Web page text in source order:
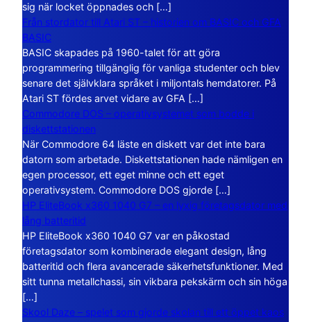
sig när locket öppnades och […]
Från stordator till Atari ST – historien om BASIC och GFA
BASIC
BASIC skapades på 1960-talet för att göra
programmering tillgänglig för vanliga studenter och blev
senare det självklara språket i miljontals hemdatorer. På
Atari ST fördes arvet vidare av GFA […]
Commodore DOS – operativsystemet som bodde i
diskettstationen
När Commodore 64 läste en diskett var det inte bara
datorn som arbetade. Diskettstationen hade nämligen en
egen processor, ett eget minne och ett eget
operativsystem. Commodore DOS gjorde […]
HP EliteBook x360 1040 G7 – en lyxig företagsdator med
lång batteritid
HP EliteBook x360 1040 G7 var en påkostad
företagsdator som kombinerade elegant design, lång
batteritid och flera avancerade säkerhetsfunktioner. Med
sitt tunna metallchassi, sin vikbara pekskärm och sin höga
[…]
Skool Daze – spelet som gjorde skolan till ett öppet kaos